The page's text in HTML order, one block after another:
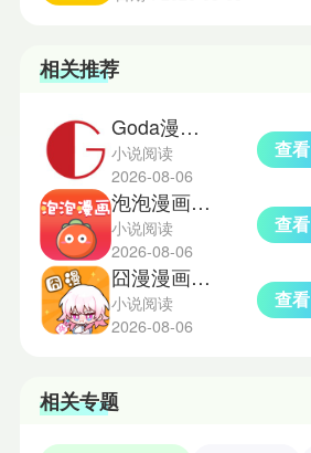
相关推荐
Goda漫画app
小说阅读
2026-08-06
查看
泡泡漫画韩漫
小说阅读
2026-08-06
查看
囧漫漫画免费版
小说阅读
2026-08-06
查看
相关专题